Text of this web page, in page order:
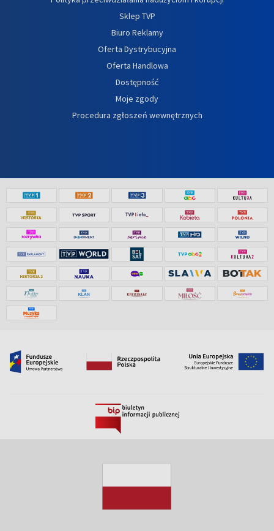
Sklep TVP
Biuro Reklamy
Oferta Dystrybucyjna
Oferta Handlowa
Dostępność
Moje zgody
Procedura zgłoszeń wewnętrznych